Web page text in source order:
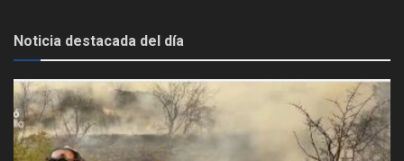
Noticia destacada del día